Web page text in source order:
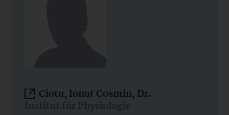
Ciotu, Ionut Cosmin, Dr.
Institut für Physiologie